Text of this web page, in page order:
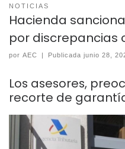
NOTICIAS
Hacienda
por discrepancias
por AEC | Publicadajunio 28,
Los asesores,
recorte de